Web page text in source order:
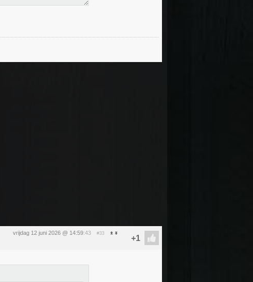
vrijdag 12 juni 2026 @ 14:59:43 #33